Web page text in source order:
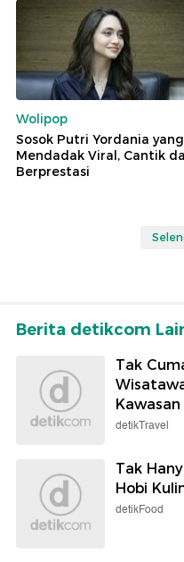
Wolipop
Sosok Putri Yordania yang
Mendadak Viral, Cantik
Berprestasi
Berita detikcom
Tak
detikTravel
Tak
Hobi
detikFood